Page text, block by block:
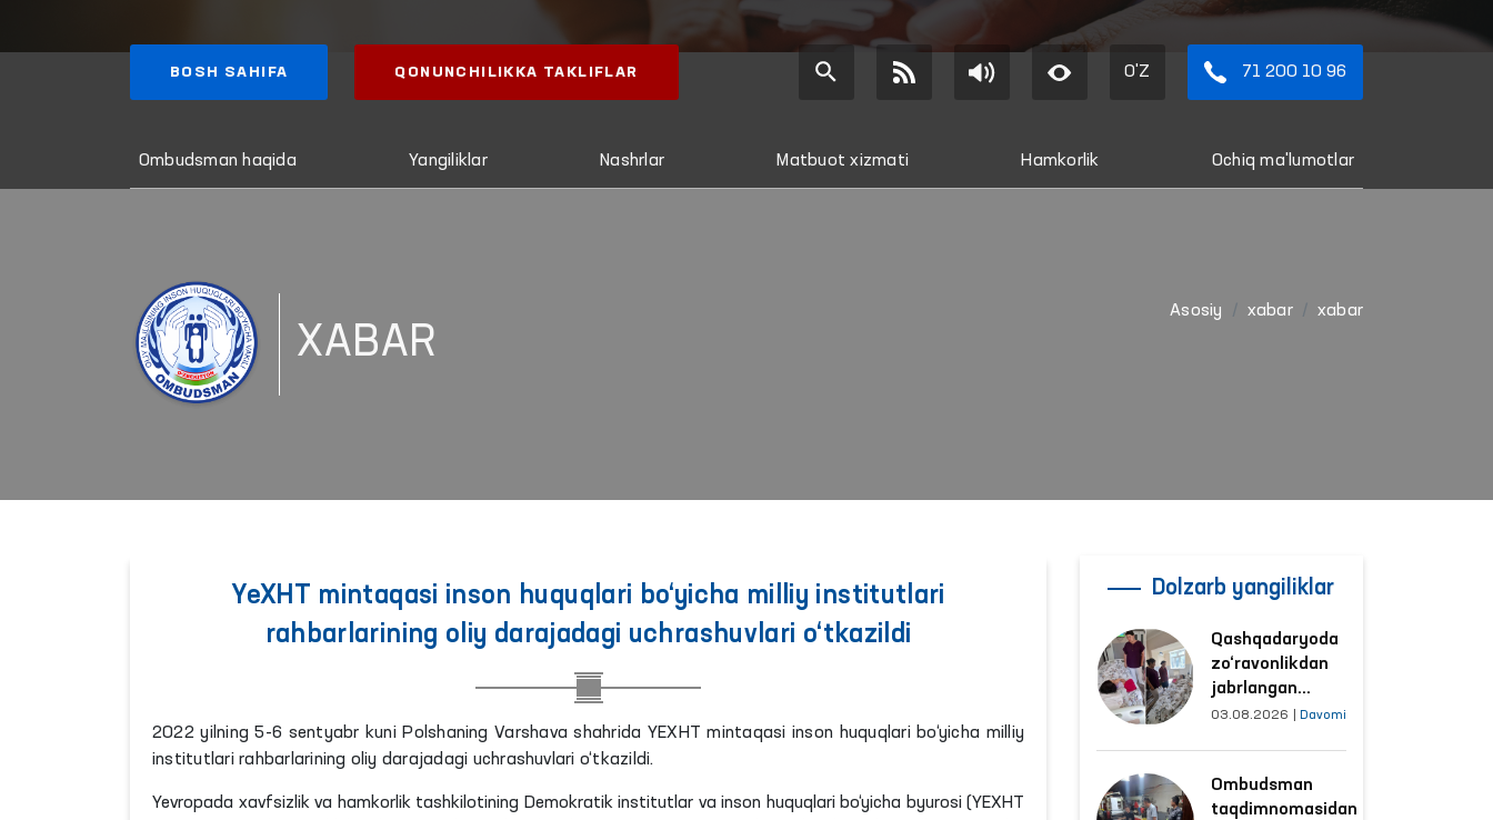
BOSH SAHIFA QONUNCHILIKKA TAKLIFLAR O'Z 71 200 10 96
Ombudsman haqida Yangiliklar Nashrlar Matbuot xizmati Hamkorlik Ochiq ma'lumotlar
XABAR
Asosiy xabar xabar
YeXHT mintaqasi inson huquqlari bo‘yicha milliy institutlari
rahbarlarining oliy darajadagi uchrashuvlari o‘tkazildi
2022 yilning 5-6 sentyabr kuni Polshaning Varshava shahrida YEXHT mintaqasi inson huquqlari bo‘yicha milliy
institutlari rahbarlarining oliy darajadagi uchrashuvlari o‘tkazildi.
Yevropada xavfsizlik va hamkorlik tashkilotining Demokratik institutlar va inson huquqlari bo‘yicha byurosi (YEXHT
Dolzarb yangiliklar
Qashqadaryoda
zo‘ravonlikdan
jabrlangan
ayolning holati
o‘rganildi
03.08.2026 Davomi
Ombudsman
taqdimnomasidan